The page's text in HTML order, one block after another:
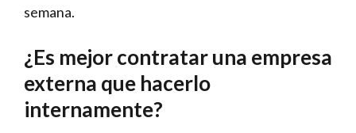
semana.
¿Es mejor contratar una empresa
externa que hacerlo
internamente?